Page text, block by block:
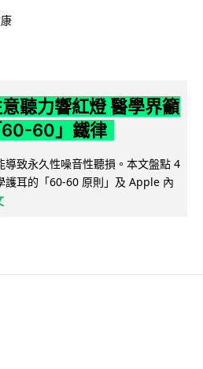
聽力響紅燈 醫學界籲
60-60」鐵律
導致永久性噪音性聽損。本文盤點 4
護耳的「60-60 原則」及 Apple 內